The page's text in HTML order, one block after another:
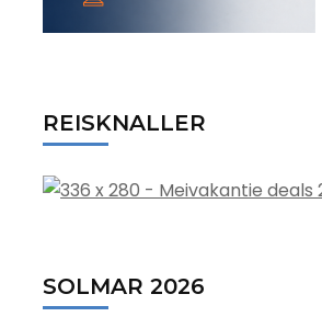
REISKNALLER
SOLMAR 2026